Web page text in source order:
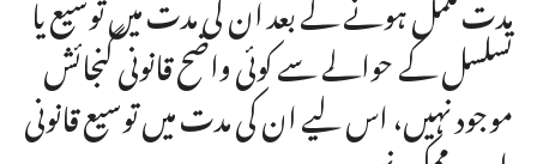
تسلسل کے حوالے سے کوئی واضح قانونی گنجائش
موجود نہیں، اس لیے ان کی مدت میں توسیع قانونی